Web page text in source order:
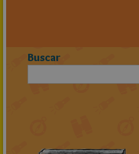
Buscar